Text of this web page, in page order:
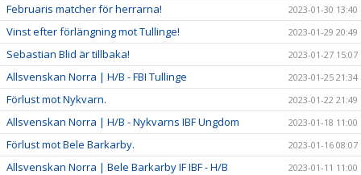
Februaris matcher för herrarna! 2023-01-30 13:40
Vinst efter förlängning mot Tullinge! 2023-01-29 20:49
Sebastian Blid är tillbaka! 2023-01-27 15:07
Allsvenskan Norra | H/B - FBI Tullinge 2023-01-25 21:34
Förlust mot Nykvarn. 2023-01-22 21:49
Allsvenskan Norra | H/B - Nykvarns IBF Ungdom 2023-01-18 11:00
Förlust mot Bele Barkarby. 2023-01-16 08:07
Allsvenskan Norra | Bele Barkarby IF IBF - H/B 2023-01-11 11:00